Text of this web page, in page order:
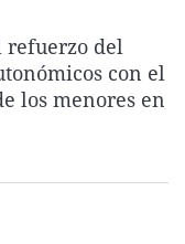
Gente viajera
Como el perro y el
Retornados
Equipo de
Galicia
La Rioja
Televisión
Elecciones
refuerzo del
con el
los menores en